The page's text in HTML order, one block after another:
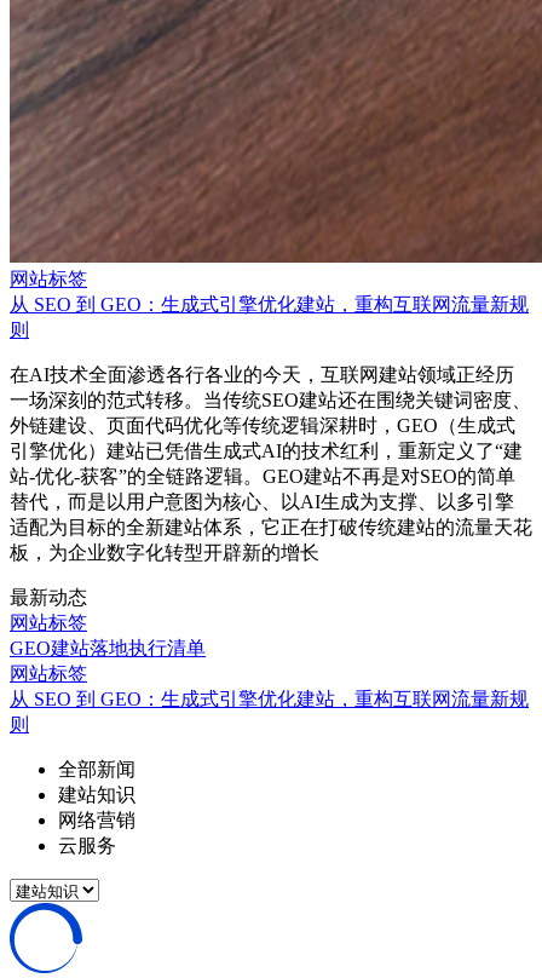
网站标签
从 SEO 到 GEO：生成式引擎优化建站，重构互联网流量新规
则
在AI技术全面渗透各行各业的今天，互联网建站领域正经历
一场深刻的范式转移。当传统SEO建站还在围绕关键词密度、
外链建设、页面代码优化等传统逻辑深耕时，GEO（生成式
引擎优化）建站已凭借生成式AI的技术红利，重新定义了“建
站-优化-获客”的全链路逻辑。GEO建站不再是对SEO的简单
替代，而是以用户意图为核心、以AI生成为支撑、以多引擎
适配为目标的全新建站体系，它正在打破传统建站的流量天花
板，为企业数字化转型开辟新的增长
最新动态
网站标签
GEO建站落地执行清单
网站标签
从 SEO 到 GEO：生成式引擎优化建站，重构互联网流量新规
则
全部新闻
建站知识
网络营销
云服务